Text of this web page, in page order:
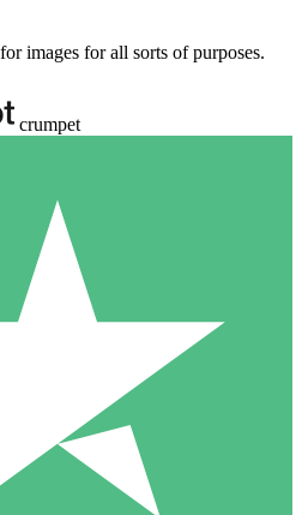
images for all sorts of purposes.
crumpet